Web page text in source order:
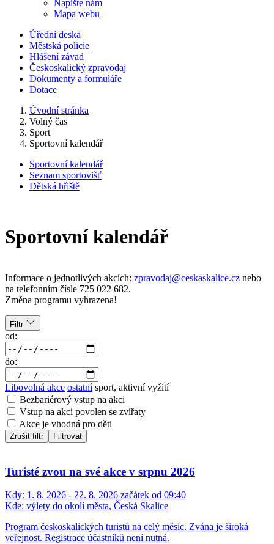
Napište nám
Mapa webu
Úřední deska
Městská policie
Hlášení závad
Českoskalický zpravodaj
Dokumenty a formuláře
Dotace
Úvodní stránka
Volný čas
Sport
Sportovní kalendář
Sportovní kalendář
Seznam sportovišť
Dětská hřiště
Sportovní kalendář
Informace o jednotlivých akcích: zpravodaj@ceskaskalice.cz nebo
na telefonním čísle 725 022 682.
Změna programu vyhrazena!
Filtr
od:
do:
Libovolná akce ostatní sport, aktivní vyžití
Bezbariérový vstup na akci
Vstup na akci povolen se zvířaty
Akce je vhodná pro děti
Zrušit filtr Filtrovat
Turisté zvou na své akce v srpnu 2026
Kdy: 1. 8. 2026 - 22. 8. 2026 začátek od 09:40
Kde: výlety do okolí města, Česká Skalice
Program českoskalických turistů na celý měsíc. Zvána je široká
veřejnost. Registrace účastníků není nutná.